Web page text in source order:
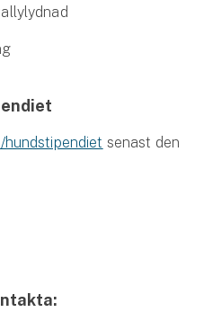
hundstipendiet senast den